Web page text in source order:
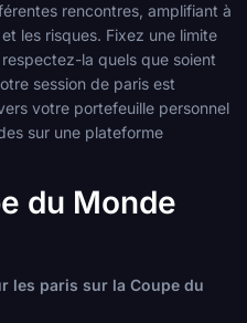
rencontres, amplifiant à
les risques. Fixez une limite
la quels que soient
session de paris est
votre portefeuille personnel
sur une plateforme
du Monde
les paris sur la Coupe du